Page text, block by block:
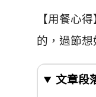
【用餐心得
的， 過節想
文章段